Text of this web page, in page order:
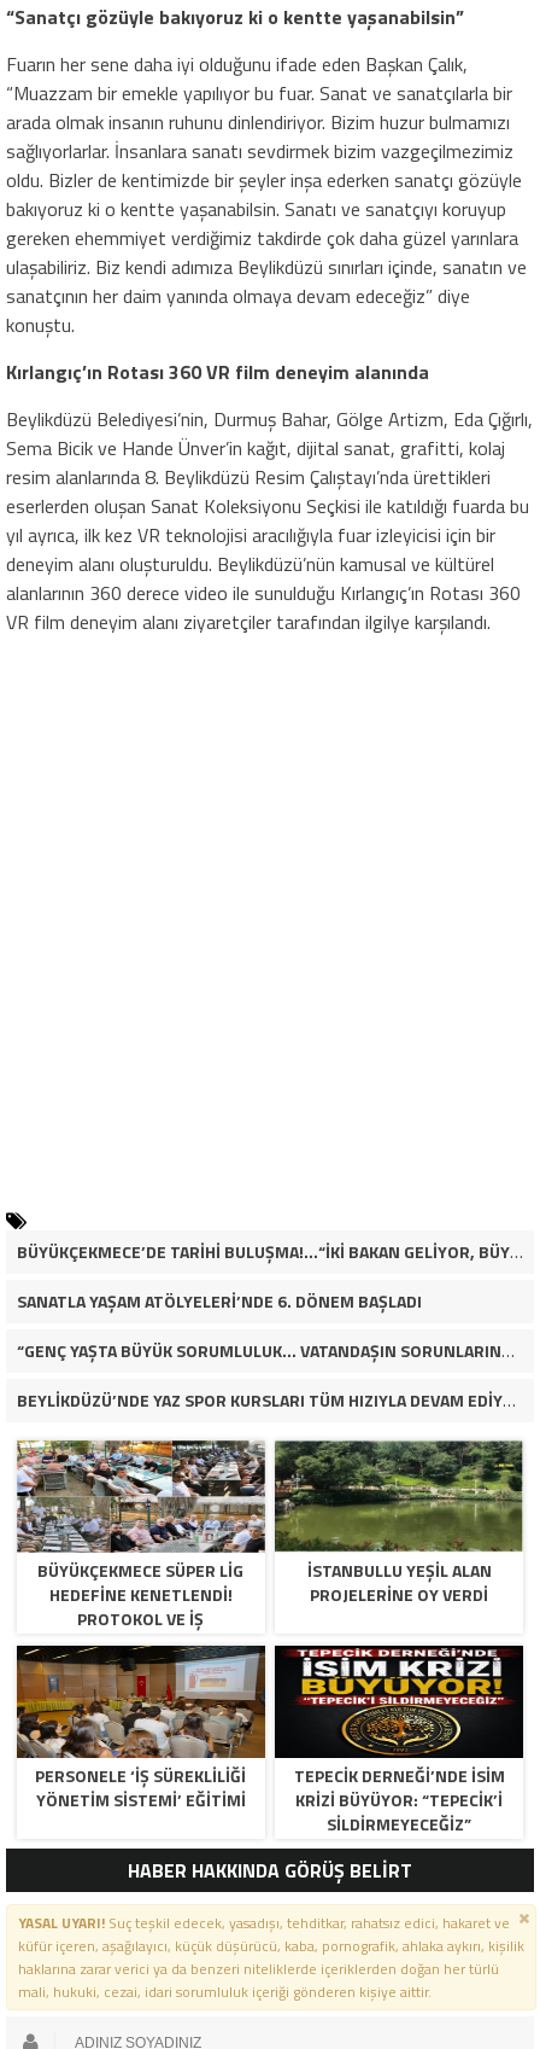
“Sanatçı gözüyle bakıyoruz ki o kentte yaşanabilsin”
Fuarın her sene daha iyi olduğunu ifade eden Başkan Çalık,
“Muazzam bir emekle yapılıyor bu fuar. Sanat ve sanatçılarla bir
arada olmak insanın ruhunu dinlendiriyor. Bizim huzur bulmamızı
sağlıyorlarlar. İnsanlara sanatı sevdirmek bizim vazgeçilmezimiz
oldu. Bizler de kentimizde bir şeyler inşa ederken sanatçı gözüyle
bakıyoruz ki o kentte yaşanabilsin. Sanatı ve sanatçıyı koruyup
gereken ehemmiyet verdiğimiz takdirde çok daha güzel yarınlara
ulaşabiliriz. Biz kendi adımıza Beylikdüzü sınırları içinde, sanatın ve
sanatçının her daim yanında olmaya devam edeceğiz” diye
konuştu.
Kırlangıç’ın Rotası 360 VR film deneyim alanında
Beylikdüzü Belediyesi’nin, Durmuş Bahar, Gölge Artizm, Eda Çığırlı,
Sema Bicik ve Hande Ünver’in kağıt, dijital sanat, grafitti, kolaj
resim alanlarında 8. Beylikdüzü Resim Çalıştayı’nda ürettikleri
eserlerden oluşan Sanat Koleksiyonu Seçkisi ile katıldığı fuarda bu
yıl ayrıca, ilk kez VR teknolojisi aracılığıyla fuar izleyicisi için bir
deneyim alanı oluşturuldu. Beylikdüzü’nün kamusal ve kültürel
alanlarının 360 derece video ile sunulduğu Kırlangıç’ın Rotası 360
VR film deneyim alanı ziyaretçiler tarafından ilgilye karşılandı.
BÜYÜKÇEKMECE’DE TARİHİ BULUŞMA!…“İKİ BAKAN GELİYOR, BÜYÜKÇEKMECE’NİN ADLİYE KADERİ DEĞİŞECEK Mİ?”
SANATLA YAŞAM ATÖLYELERİ’NDE 6. DÖNEM BAŞLADI
“GENÇ YAŞTA BÜYÜK SORUMLULUK… VATANDAŞIN SORUNLARINA ÇÖZÜM ARIYOR!”
BEYLİKDÜZÜ’NDE YAZ SPOR KURSLARI TÜM HIZIYLA DEVAM EDİYOR
BÜYÜKÇEKMECE SÜPER LİG
HEDEFİNE KENETLENDİ!
PROTOKOL VE İŞ
DÜNYASINDAN BASKETBOL
TAKIMINA TAM DESTEK…
İSTANBULLU YEŞİL ALAN
PROJELERİNE OY VERDİ
PERSONELE ‘İŞ SÜREKLİLİĞİ
YÖNETİM SİSTEMİ’ EĞİTİMİ
TEPECİK DERNEĞİ’NDE İSİM
KRİZİ BÜYÜYOR: “TEPECİK’İ
SİLDİRMEYECEĞİZ”
HABER HAKKINDA GÖRÜŞ BELİRT
YASAL UYARI!Suç teşkil edecek, yasadışı, tehditkar, rahatsız edici, hakaret ve
küfür içeren, aşağılayıcı, küçük düşürücü, kaba, pornografik, ahlaka aykırı, kişilik
haklarına zarar verici ya da benzeri niteliklerde içeriklerden doğan her türlü
mali, hukuki, cezai, idari sorumluluk içeriği gönderen kişiye aittir.